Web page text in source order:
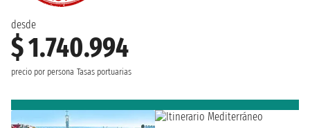
desde
$ 1.740.994
precio por persona Tasas portuarias